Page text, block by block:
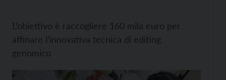
L’obiettivo è raccogliere 160 mila euro per
affinare l’innovativa tecnica di editing
genomico